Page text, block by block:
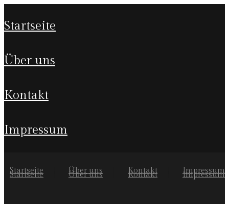
startseite
über uns
kontakt
impressum
Startseite Über uns Kontakt Impressum
Startseite Über uns Kontakt Impressum